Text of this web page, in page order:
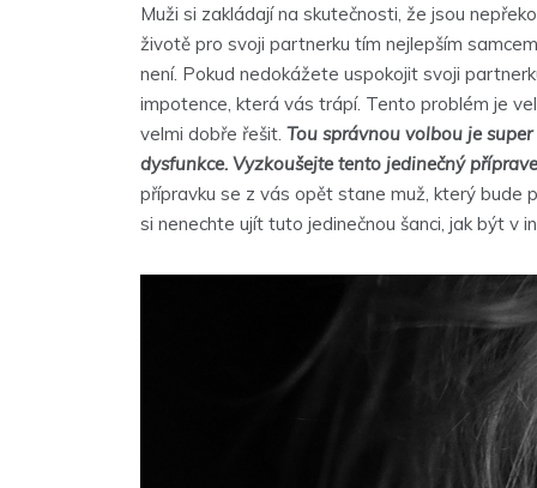
Muži si zakládají na skutečnosti, že jsou
životě pro svoji partnerku tím nejlepším
není. Pokud nedokážete uspokojit svoji
impotence, která vás trápí. Tento problém je
velmi dobře řešit. Tou správnou volbou je
dysfunkce. Vyzkoušejte tento jedinečný
přípravku se z vás opět stane muž, který bude
si nenechte ujít tuto jedinečnou šanci, jak být v